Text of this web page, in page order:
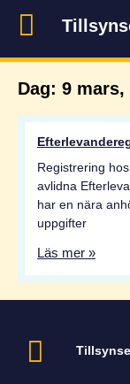
Dag: 9 mars,
Registrering
avlidna
har en nära
uppgifter
Läs mer »